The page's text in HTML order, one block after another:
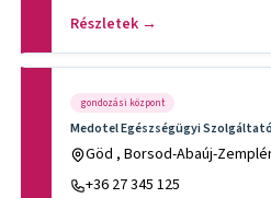
Részletek →
gondozási központ
Medotel Egészségügyi
Göd , Borsod-Abaúj-
+36 27 345 125